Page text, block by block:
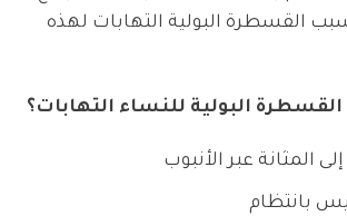
القسطرة البولية التهابات لهذه
البولية للنساء التهابات؟
المثانة عبر الأنبوب
بانتظام